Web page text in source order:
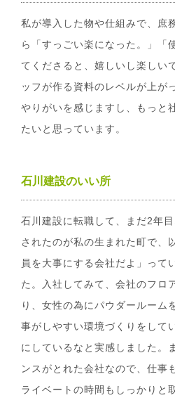
私が導入した物や仕組みで、庶
ら「すっごい楽になった。」「
てくださると、嬉しいし楽しい
ッフが作る資料のレベルが上が
やりがいを感じますし、もっと
たいと思っています。
石川建設のいい所
石川建設に転職して、まだ2年
されたのが私の生まれた町で、
員を大事にする会社だよ」って
た。入社してみて、会社のフロ
り、女性の為にパウダールーム
事がしやすい環境づくりをして
にしているなと実感しました。
ンスがとれた会社なので、仕事
ライベートの時間もしっかりと